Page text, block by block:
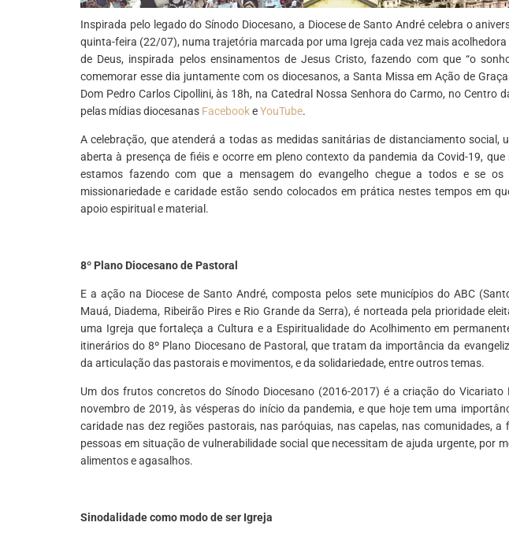
Inspirada pelo legado do Sínodo Diocesano, a Diocese de Santo André celebra o
quinta-feira (22/07), numa trajetória marcada por uma Igreja cada vez mais
de Deus, inspirada pelos ensinamentos de Jesus Cristo, fazendo com que “o
comemorar esse dia juntamente com os diocesanos, a Santa Missa em Ação de
Dom Pedro Carlos Cipollini, às 18h, na Catedral Nossa Senhora do Carmo, no Centro
pelas mídias diocesanas FacebookeYouTube.
A celebração, que atenderá a todas as medidas sanitárias de distanciamento social,
aberta à presença de fiéis e ocorre em pleno contexto da pandemia da Covid-19,
estamos fazendo com que a mensagem do evangelho chegue a todos e se os
missionariedade e caridade estão sendo colocados em prática nestes tempos em
apoio espiritual e material.
8º Plano Diocesano de Pastoral
E a ação na Diocese de Santo André, composta pelos sete municípios do ABC
Mauá, Diadema, Ribeirão Pires e Rio Grande da Serra), é norteada pela prioridade
uma Igreja que fortaleça a Cultura e a Espiritualidade do Acolhimento em
itinerários do 8º Plano Diocesano de Pastoral, que tratam da importância da
da articulação das pastorais e movimentos, e da solidariedade, entre outros temas.
Um dos frutos concretos do Sínodo Diocesano (2016-2017) é a criação do Vicariato
novembro de 2019, às vésperas do início da pandemia, e que hoje tem uma
caridade nas dez regiões pastorais, nas paróquias, nas capelas, nas comunidades,
pessoas em situação de vulnerabilidade social que necessitam de ajuda urgente, por
alimentos e agasalhos.
Sinodalidade como modo de ser Igreja